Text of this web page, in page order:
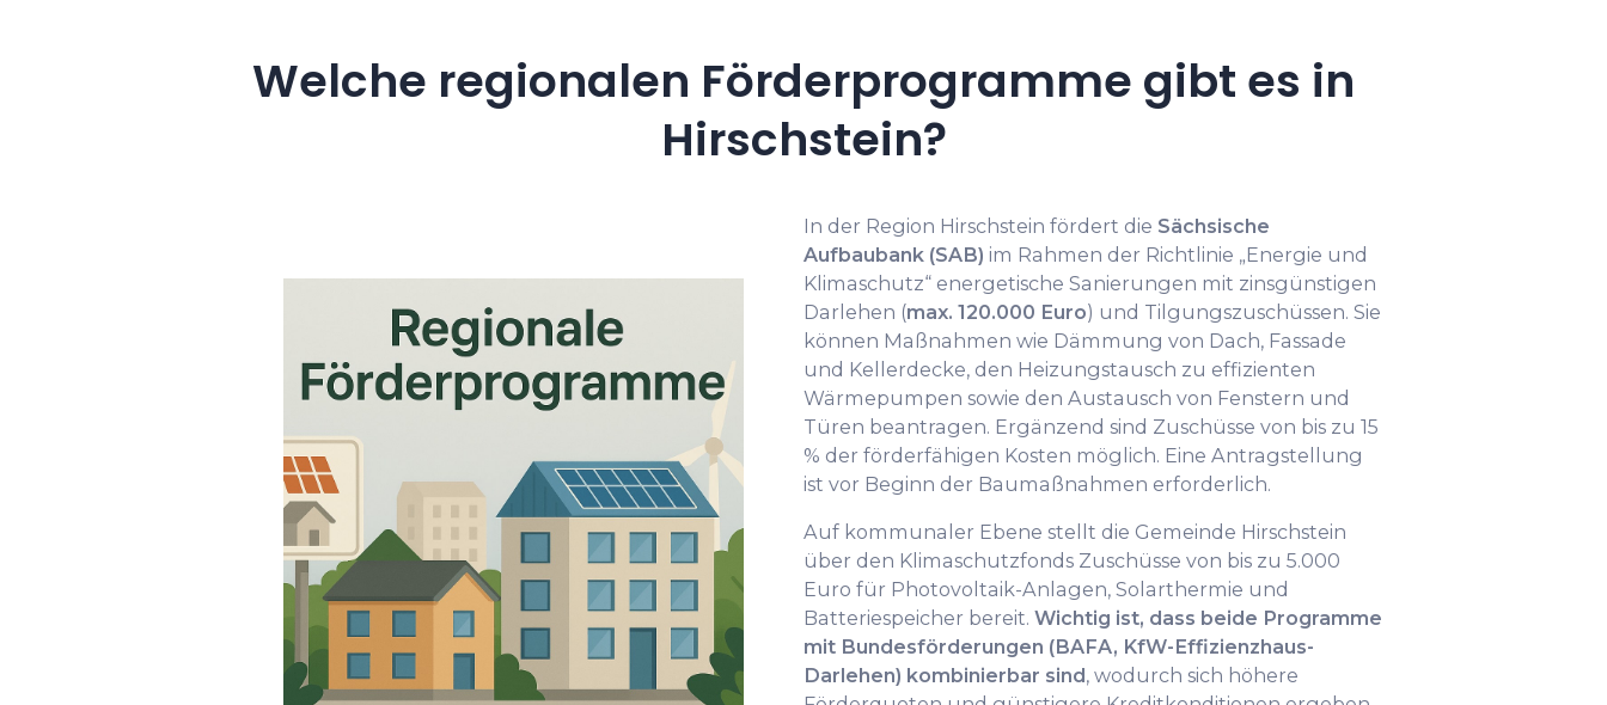
Welche regionalen Förderprogramme gibt es in
Hirschstein?
In der Region Hirschstein fördert die Sächsische
Aufbaubank (SAB) im Rahmen der Richtlinie „Energie und
Klimaschutz“ energetische Sanierungen mit zinsgünstigen
Darlehen (max. 120.000 Euro) und Tilgungszuschüssen. Sie
können Maßnahmen wie Dämmung von Dach, Fassade
und Kellerdecke, den Heizungstausch zu effizienten
Wärmepumpen sowie den Austausch von Fenstern und
Türen beantragen. Ergänzend sind Zuschüsse von bis zu 15
% der förderfähigen Kosten möglich. Eine Antragstellung
ist vor Beginn der Baumaßnahmen erforderlich.
Auf kommunaler Ebene stellt die Gemeinde Hirschstein
über den Klimaschutzfonds Zuschüsse von bis zu 5.000
Euro für Photovoltaik-Anlagen, Solarthermie und
Batteriespeicher bereit. Wichtig ist, dass beide Programme
mit Bundesförderungen (BAFA, KfW-Effizienzhaus-
Darlehen) kombinierbar sind, wodurch sich höhere